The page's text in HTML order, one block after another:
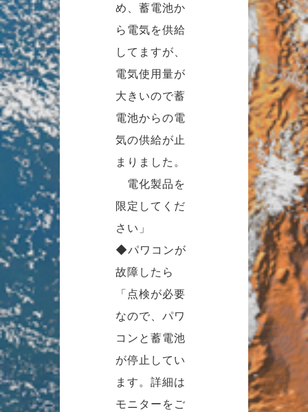
め、蓄電池か
ら電気を供給
してますが、
電気使用量が
大きいので蓄
電池からの電
気の供給が止
まりました。
電化製品を
限定してくだ
さい」
◆パワコンが
故障したら
「点検が必要
なので、パワ
コンと蓄電池
が停止してい
ます。詳細は
モニターをご